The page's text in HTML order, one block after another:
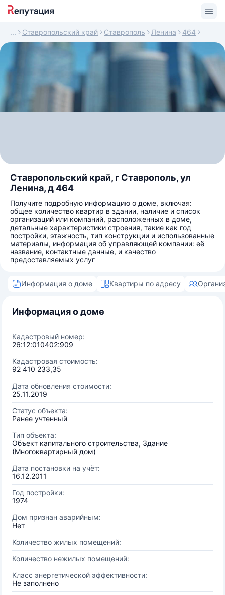
Ставропольский край Ставрополь Ленина 464
Ставропольский край, г Ставрополь, ул
Ленина, д 464
Получите подробную информацию о доме, включая:
общее количество квартир в здании, наличие и список
организаций или компаний, расположенных в доме,
детальные характеристики строения, такие как год
постройки, этажность, тип конструкции и использованные
материалы, информация об управляющей компании: её
название, контактные данные, и качество
предоставляемых услуг
Информация о доме Квартиры по адресу
Информация о доме
Кадастровый номер:
26:12:010402:909
Кадастровая стоимость:
92 410 233,35
Дата обновления стоимости:
25.11.2019
Статус объекта:
Ранее учтенный
Тип объекта:
Объект капитального строительства, Здание
(Многоквартирный дом)
Дата постановки на учёт:
16.12.2011
Год постройки:
1974
Дом признан аварийным:
Нет
Количество жилых помещений:
Количество нежилых помещений:
Класс энергетической эффективности:
Не заполнено